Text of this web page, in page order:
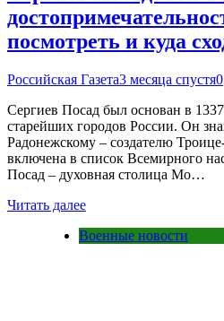
посмотреть и куда
Российская Газета3 месяца спустя0
Сергиев Посад был основан в
старейших городов России. Он
Радонежскому – создателю
включена в список Всемирного
Посад – духовная столица Мо…
Читать далее
Военные новости